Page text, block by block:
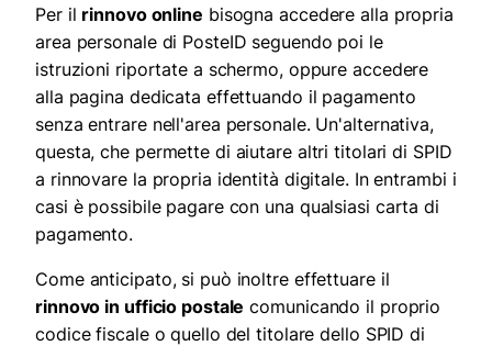
Per il rinnovo online bisogna accedere alla propria
area personale di PosteID seguendo poi le
istruzioni riportate a schermo, oppure accedere
alla pagina dedicata effettuando il pagamento
senza entrare nell'area personale. Un'alternativa,
questa, che permette di aiutare altri titolari di SPID
a rinnovare la propria identità digitale. In entrambi i
casi è possibile pagare con una qualsiasi carta di
pagamento.
Come anticipato, si può inoltre effettuare il
rinnovo in ufficio postale comunicando il proprio
codice fiscale o quello del titolare dello SPID di